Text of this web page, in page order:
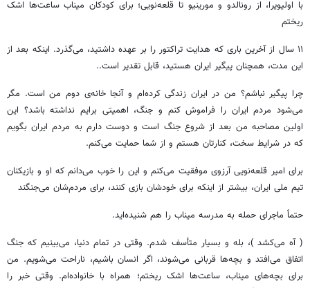
با اولیویرا، از رونالدو و مورینیو تا قلعه‌نویی؛ برای کودکان میناب ساعت‌ها اشک
ریختم
۱۱ سال از آخرین باری که هدایت تراکتور را بر عهده داشتید، می‌گذرد. اینکه بعد از
این مدت، همچنان پیگیر ایران هستید، قابل تقدیر است..
چرا پیگیر نباشم؟ من در ایران زندگی کرده‌ام و آنجا خانه‌ی دوم من است. مگر
می‌شود مردم ایران را فراموش کنم و جنگ، اهمیتی برایم نداشته باشد؟ این
اولین مصاحبه من بعد از شروع جنگ است و دوست دارم به مردم ایران بگویم
که در شرایط سخت، کنارتان هستم و از شما حمایت می‌کنم.
برای امیر قلعه‌نویی آرزوی موفقیت می‌کنم و این را خوب می‌دانم که او و بازیکنان
تیم ملی ایران، بیشتر از اینکه برای خودشان بازی کنند، برای مردم‌شان می‌جنگند
حتماً ماجرای حمله به مدرسه میناب را هم شنیده‌اید.
( آه می‌کشد )، بله و بسیار متأسف شدم. وقتی در تمام دنیا، می‌بینیم که جنگ
اتفاق می‌افتد و بچه‌ها قربانی می‌شوند، اگر انسان باشیم، ناراحت می‌شویم. من
برای بچه‌های میناب، ساعت‌ها اشک ریختم؛ همراه با خانواده‌ام. وقتی خبر را